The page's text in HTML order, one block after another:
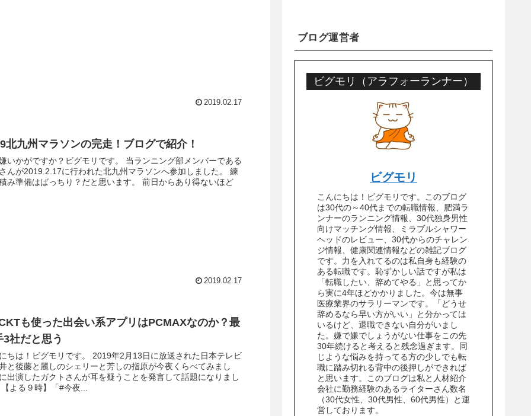
2019.02.17
北九州マラソンの完走！ブログで紹介！
がですか？ビグモリです。 当ランニング部メンバーである
んが2019.2.17に行われた北九州マラソンへ参加しました。 練
準備はばっちり？だと思います。 前日からあり得ないほど
2019.02.17
も使った出会い系アプリはPCMAXなのか？最
3社だと思う
ビグモリです。 2019年2月13日に放送された日本テレビ
と後藤と麗しのシェリーと芳しの指原が今夜くらべてみまし
出演したガクトさんが耳を疑うことを発言して話題になりまし
た。 【よる９時】「#今夜...
ブログ運営者
ビグモリ（アラフォーランナー）
ビグモリ
こんにちは！ビグモリです。このブログ
は30代の～40代までの転職情報、肥満ラ
ンナーのランニング情報、30代独身男性
向けマッチング情報、ミラブルシャワー
ヘッドのレビュー、30代からのチャレン
ジ情報、健康関連情報などの雑記ブログ
です。力を入れてるのは私自身も経験の
ある転職です。恥ずかしい話ですが私は
「転職したい、辞めてやる」と思ってか
ら実に4年ほどかかりました。今は無事
医療業界のサラリーマンです。「どうせ
辞めるなら早い方がいい」と分かっては
いるけど、退職できない自分がいまし
た。嫌で嫌でしょうがない仕事をこの先
30年続けると考えると残念過ぎます。同
じような悩みを持ってる方の少しでも転
職に踏み切れる背中の後押しができれば
と思います。このブログは私と人材紹介
会社に勤務経験のあるライターさん数名
（30代女性、30代男性、60代男性）と運
営しております。